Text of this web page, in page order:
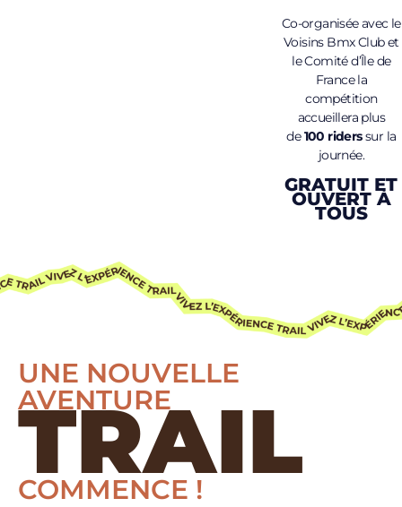
Co-organisée avec le
Voisins Bmx Club et
le Comité d’Île de
France la
compétition
accueillera plus
de100 riderssur la
journée.
GRATUIT ET
OUVERT À
TOUS
UNE NOUVELLE
AVENTURE
TRAIL
COMMENCE !